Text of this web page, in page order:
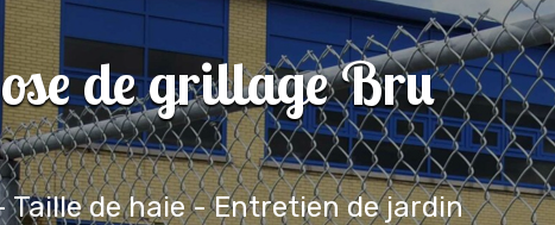
de grillage Bru
de haie - Entretien de jardin